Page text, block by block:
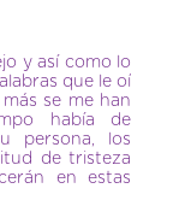
y así como lo
que le oí
se me han
había de
persona, los
de tristeza
en estas